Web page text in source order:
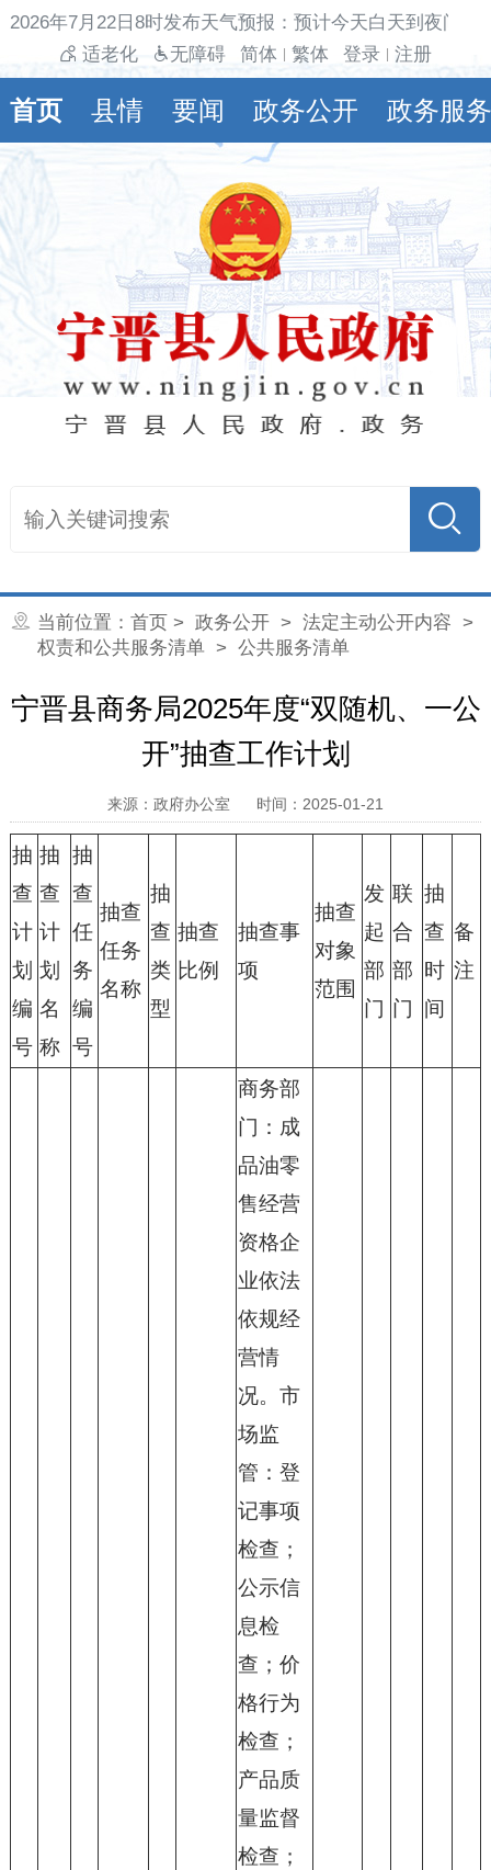
年7月22日8时发布天气预报：预计今天白天到夜间
适老化
无障碍 简体 繁体 登录 注册
首页 县情 要闻 政务公开 政务服务
当前位置： 首页 > 政务公开> 法定主动公开内容 >
权责和公共服务清单> 公共服务清单
宁晋县商务局2025年度“双随机、一公
开”抽查工作计划
来源：政府办公室 时间：2025-01-21
抽
查
计
划
编
号
抽
查
计
划
名
称
抽
查
任
务
编
号
抽查
任务
名称
抽
查
类
型
抽查
比例
抽查事
项
抽查
对象
范围
发
起
部
门
联
合
部
门
抽
查
时
间
备
注
商务部
门：成
品油零
售经营
资格企
业依法
依规经
营情
况。市
场监
管：登
记事项
检查；
公示信
息检
查；价
格行为
检查；
产品质
量监督
检查；